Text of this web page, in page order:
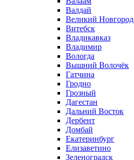
Валдай
Великий Новгород
Витебск
Владикавказ
Владимир
Вологда
Вышний Волочёк
Гатчина
Гродно
Грозный
Дагестан
Дальний Восток
Дербент
Домбай
Екатеринбург
Елизаветино
Зеленоградск